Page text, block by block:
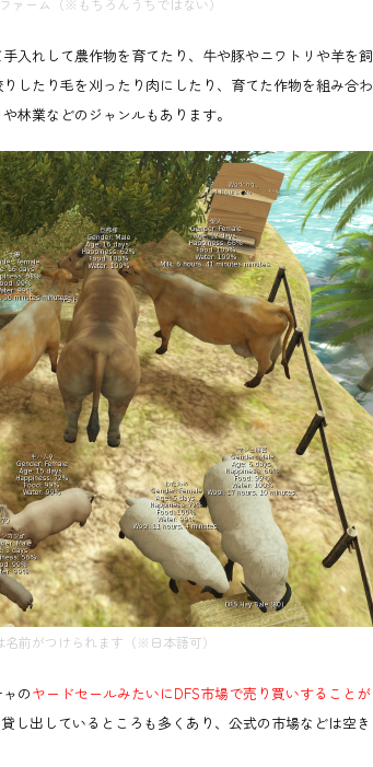
ァーム（※もちろんうちではない）
入れして農作物を育てたり、牛や豚やニワトリや羊を飼
したり毛を刈ったり肉にしたり、育てた作物を組み合わ
林業などのジャンルもあります。
名前がつけられます（※日本語可）
のヤードセールみたいにDFS市場で売り買いすることが
し出しているところも多くあり、公式の市場などは空き